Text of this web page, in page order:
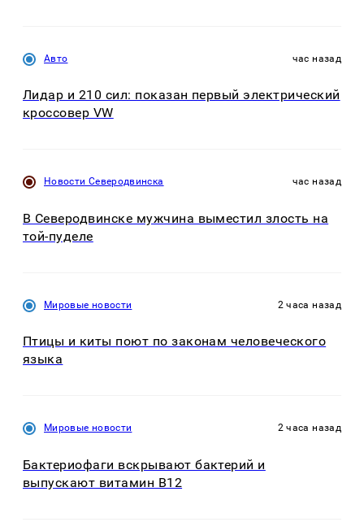
Авто час назад
Лидар и 210 сил: показан первый электрический
кроссовер VW
Новости Северодвинска час назад
В Северодвинске мужчина выместил злость на
той-пуделе
Мировые новости 2 часа назад
Птицы и киты поют по законам человеческого
языка
Мировые новости 2 часа назад
Бактериофаги вскрывают бактерий и
выпускают витамин B12